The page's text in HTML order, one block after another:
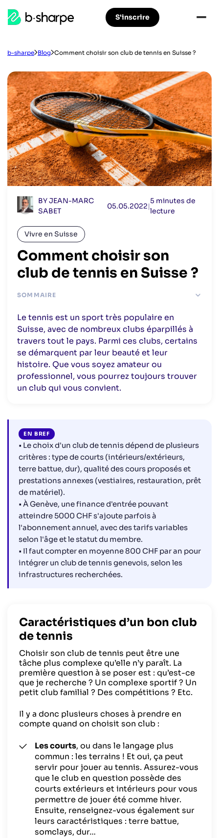
Aller
navigation
Aller
principal
b-
sharpe
S'inscrire
b-sharpe Blog Comment choisir son club de tennis en Suisse ?
BY JEAN-MARC
SABET
05.05.2022|
5 minutes de
lecture
Vivre en Suisse
Comment choisir son
club de tennis en Suisse ?
SOMMAIRE
Le coût d’un club de tennis à Genève
Pourquoi s’inscrire dans un club de tennis ?
Top 3 des clubs aux abords de Genève
Le tennis est un sport très populaire en
Suisse, avec de nombreux clubs éparpillés à
travers tout le pays. Parmi ces clubs, certains
se démarquent par leur beauté et leur
histoire. Que vous soyez amateur ou
professionnel, vous pourrez toujours trouver
un club qui vous convient.
EN BREF
• Le choix d'un club de tennis dépend de plusieurs
critères : type de courts (intérieurs/extérieurs,
terre battue, dur), qualité des cours proposés et
prestations annexes (vestiaires, restauration, prêt
de matériel).
• À Genève, une finance d'entrée pouvant
atteindre 5000 CHF s'ajoute parfois à
l'abonnement annuel, avec des tarifs variables
selon l'âge et le statut du membre.
• Il faut compter en moyenne 800 CHF par an pour
intégrer un club de tennis genevois, selon les
infrastructures recherchées.
Caractéristiques d’un bon club
de tennis
Choisir son club de tennis peut être une
tâche plus complexe qu’elle n’y paraît. La
première question à se poser est : qu’est-ce
que je recherche ? Un complexe sportif ? Un
petit club familial ? Des compétitions ? Etc.
Il y a donc plusieurs choses à prendre en
compte quand on choisit son club :
Les courts, ou dans le langage plus
commun : les terrains ! Et oui, ça peut
servir pour jouer au tennis. Assurez-vous
que le club en question possède des
courts extérieurs et intérieurs pour vous
permettre de jouer été comme hiver.
Ensuite, renseignez-vous également sur
leurs caractéristiques : terre battue,
somclays, dur…